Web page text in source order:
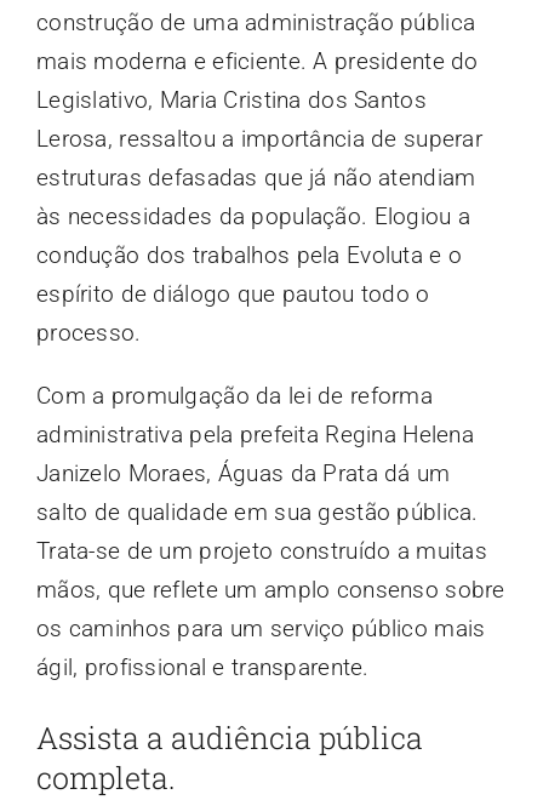
construção de uma administração pública
mais moderna e eficiente. A presidente do
Legislativo, Maria Cristina dos Santos
Lerosa, ressaltou a importância de superar
estruturas defasadas que já não atendiam
às necessidades da população. Elogiou a
condução dos trabalhos pela Evoluta e o
espírito de diálogo que pautou todo o
processo.
Com a promulgação da lei de reforma
administrativa pela prefeita Regina Helena
Janizelo Moraes, Águas da Prata dá um
salto de qualidade em sua gestão pública.
Trata-se de um projeto construído a muitas
mãos, que reflete um amplo consenso sobre
os caminhos para um serviço público mais
ágil, profissional e transparente.
Assista a audiência pública
completa.